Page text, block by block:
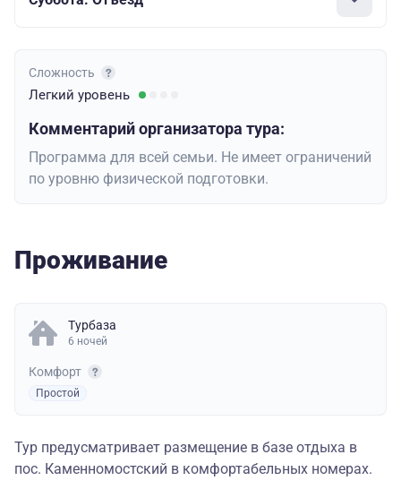
Сложность
Легкий уровень
Комментарий организатора тура:
Программа для всей семьи. Не имеет ограничений
по уровню физической подготовки.
Проживание
Турбаза
6 ночей
Комфорт
Простой
Тур предусматривает размещение в базе отдыха в
пос. Каменномостский в комфортабельных номерах.